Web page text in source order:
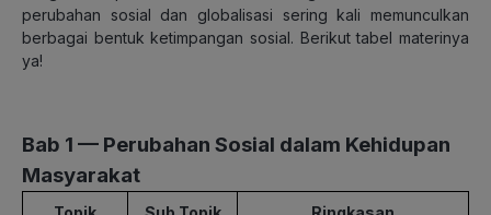
perubahan sosial dan globalisasi sering kali memunculkan
berbagai bentuk ketimpangan sosial. Berikut tabel materinya
ya!
Bab 1 — Perubahan Sosial dalam Kehidupan
Masyarakat